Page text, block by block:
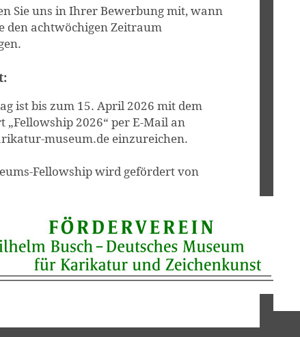
Sie uns in Ihrer Bewerbung mit, wann
den achtwöchigen Zeitraum
ist bis zum 15. April 2026 mit dem
„Fellowship 2026“ per E-Mail an
museum.de einzureichen.
Fellowship wird gefördert von